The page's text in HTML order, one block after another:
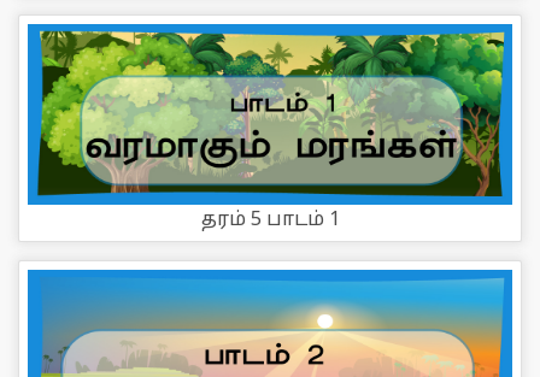
தரம் 5 பாடம் 1